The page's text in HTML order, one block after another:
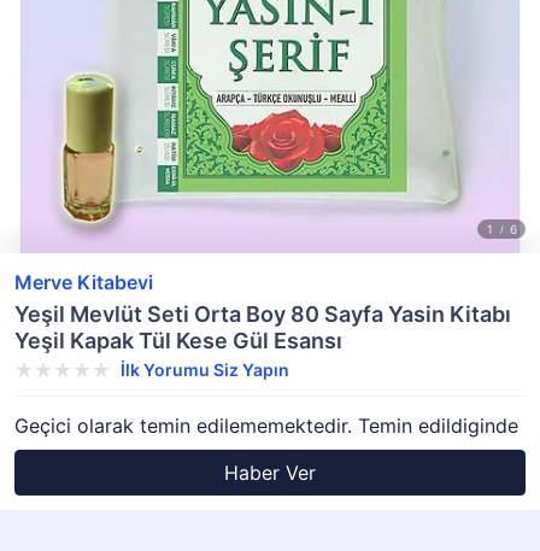
Merve Kitabevi
Yeşil Mevlüt Seti Orta Boy 80 Sayfa Yasin Kitabı
Yeşil Kapak Tül Kese Gül Esansı
İlk Yorumu Siz Yapın
Geçici olarak temin edilememektedir. Temin edildiginde
Haber Ver